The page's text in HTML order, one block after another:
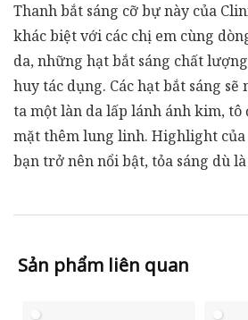
Thanh bắt sáng cỡ bự này của
khác biệt với các chị em cùng
da, những hạt bắt sáng chất
huy tác dụng. Các hạt bắt sáng sẽ
ta một làn da lấp lánh ánh kim, tô
mặt thêm lung linh. Highlight của
bạn trở nên nổi bật, tỏa sáng dù
Sản phẩm liên quan